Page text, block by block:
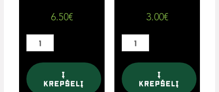
6.50€
Į
krepšelį
3.00€
Į
krepšelį